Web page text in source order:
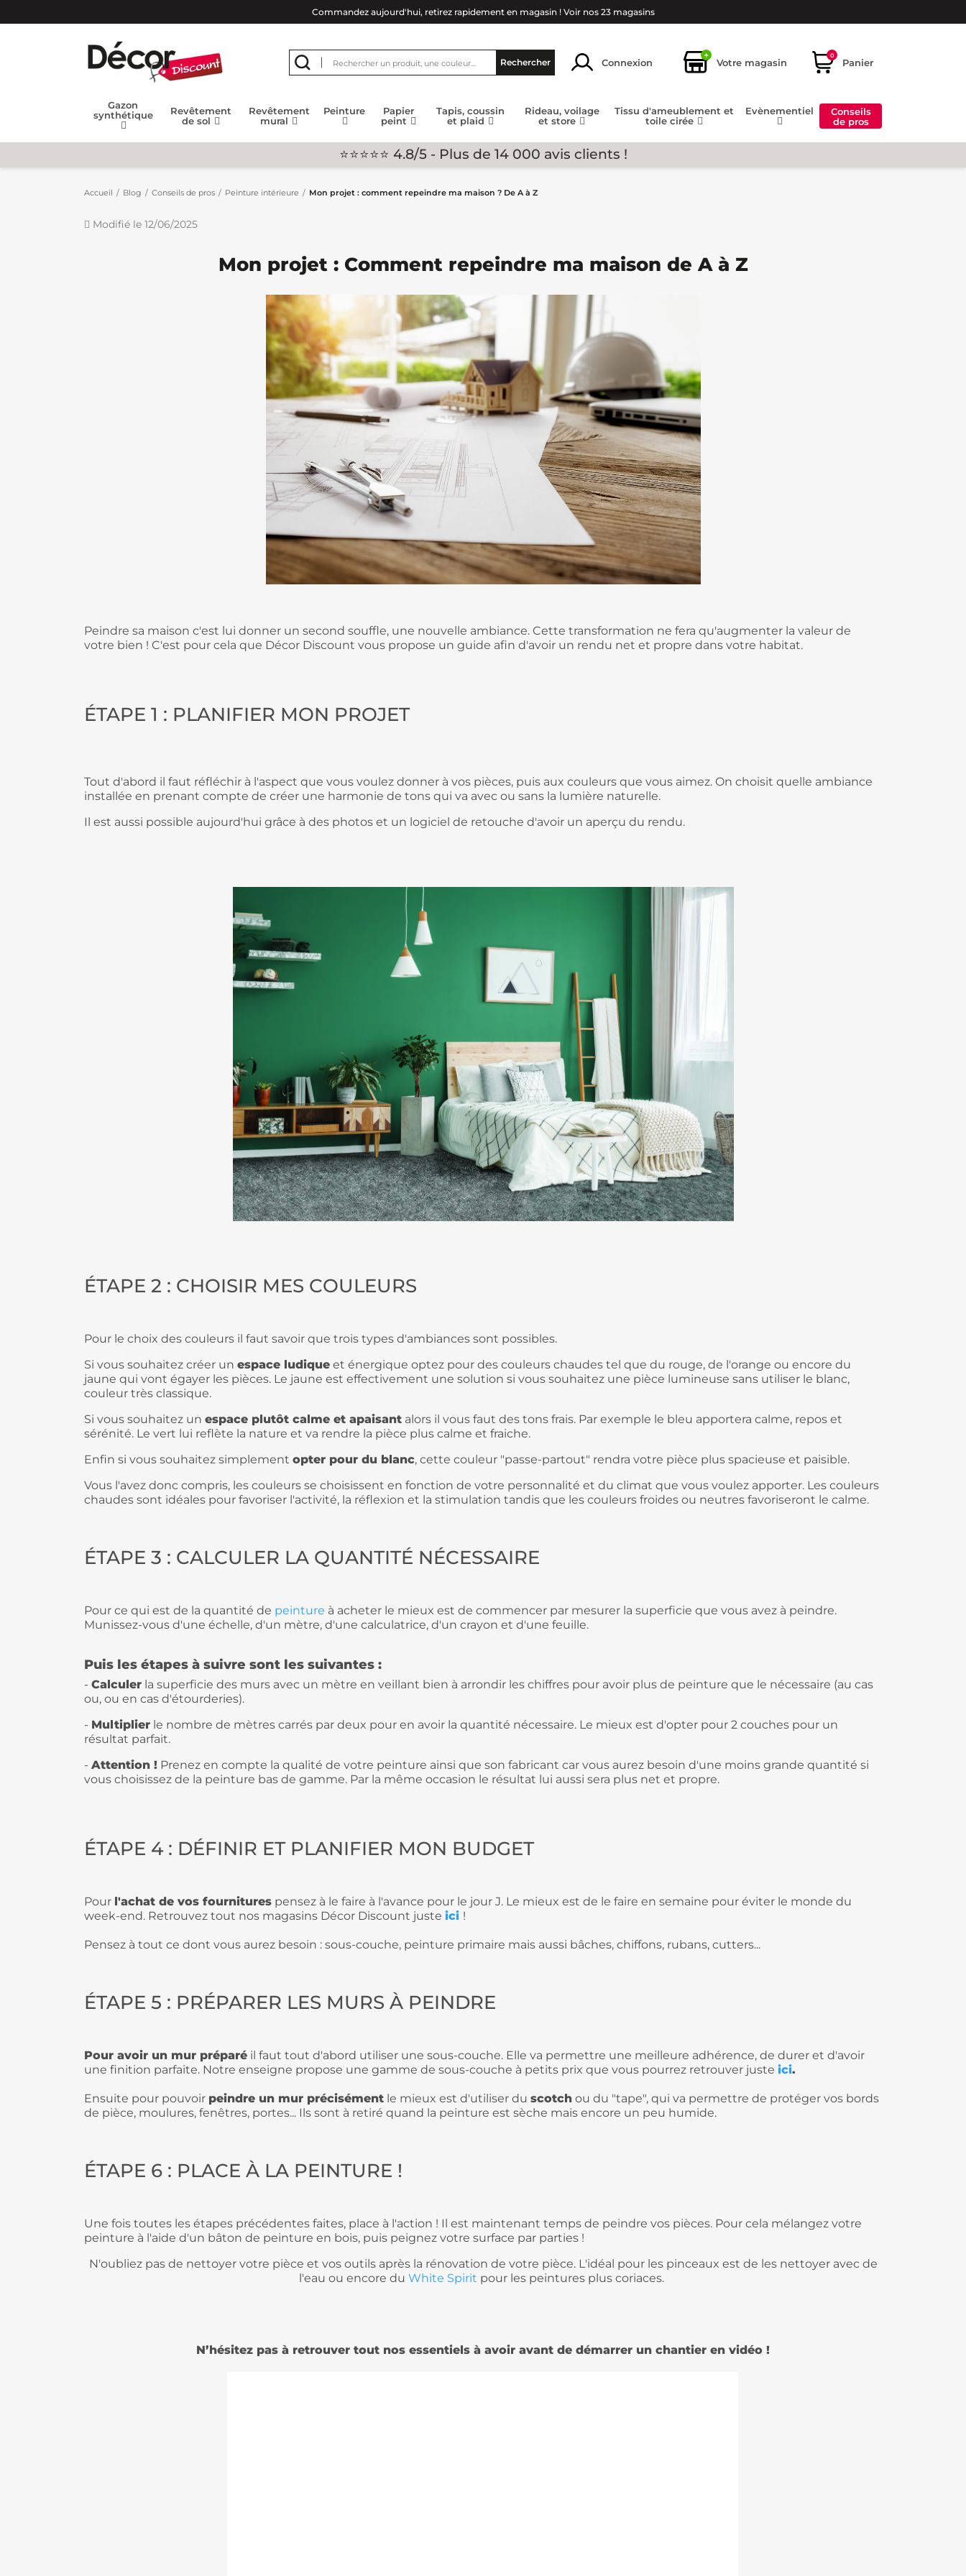
Commandez aujourd'hui, retirez rapidement en magasin ! Voir nos 23 magasins
Rechercher Connexion
+
Votre magasin
0
Panier
Gazon
synthétique
Revêtement
de sol
Revêtement
mural
Peinture
Papier
peint
Tapis, coussin
et plaid
Rideau, voilage
et store
Tissu d'ameublement et
toile cirée
Evènementiel
Conseils
de pros
⭐⭐⭐⭐⭐ 4.8/5 - Plus de 14 000 avis clients !
Accueil Blog Conseils de pros Peinture intérieure Mon projet : comment repeindre ma maison ? De A à Z
Modifié le 12/06/2025
Mon projet : Comment repeindre ma maison de A à Z
Peindre sa maison c'est lui donner un second souffle, une nouvelle ambiance. Cette transformation ne fera qu'augmenter la valeur de
votre bien ! C'est pour cela que Décor Discount vous propose un guide afin d'avoir un rendu net et propre dans votre habitat.
ÉTAPE 1 : PLANIFIER MON PROJET
Tout d'abord il faut réfléchir à l'aspect que vous voulez donner à vos pièces, puis aux couleurs que vous aimez. On choisit quelle ambiance
installée en prenant compte de créer une harmonie de tons qui va avec ou sans la lumière naturelle.
Il est aussi possible aujourd'hui grâce à des photos et un logiciel de retouche d'avoir un aperçu du rendu.
ÉTAPE 2 : CHOISIR MES COULEURS
Pour le choix des couleurs il faut savoir que trois types d'ambiances sont possibles.
Si vous souhaitez créer un espace ludique et énergique optez pour des couleurs chaudes tel que du rouge, de l'orange ou encore du
jaune qui vont égayer les pièces. Le jaune est effectivement une solution si vous souhaitez une pièce lumineuse sans utiliser le blanc,
couleur très classique.
Si vous souhaitez un espace plutôt calme et apaisant alors il vous faut des tons frais. Par exemple le bleu apportera calme, repos et
sérénité. Le vert lui reflète la nature et va rendre la pièce plus calme et fraiche.
Enfin si vous souhaitez simplement opter pour du blanc, cette couleur "passe-partout" rendra votre pièce plus spacieuse et paisible.
Vous l'avez donc compris, les couleurs se choisissent en fonction de votre personnalité et du climat que vous voulez apporter. Les couleurs
chaudes sont idéales pour favoriser l'activité, la réflexion et la stimulation tandis que les couleurs froides ou neutres favoriseront le calme.
ÉTAPE 3 : CALCULER LA QUANTITÉ NÉCESSAIRE
Pour ce qui est de la quantité de peinture à acheter le mieux est de commencer par mesurer la superficie que vous avez à peindre.
Munissez-vous d'une échelle, d'un mètre, d'une calculatrice, d'un crayon et d'une feuille.
Puis les étapes à suivre sont les suivantes :
- Calculer la superficie des murs avec un mètre en veillant bien à arrondir les chiffres pour avoir plus de peinture que le nécessaire (au cas
ou, ou en cas d'étourderies).
- Multiplier le nombre de mètres carrés par deux pour en avoir la quantité nécessaire. Le mieux est d'opter pour 2 couches pour un
résultat parfait.
- Attention ! Prenez en compte la qualité de votre peinture ainsi que son fabricant car vous aurez besoin d'une moins grande quantité si
vous choisissez de la peinture bas de gamme. Par la même occasion le résultat lui aussi sera plus net et propre.
ÉTAPE 4 : DÉFINIR ET PLANIFIER MON BUDGET
Pour l'achat de vos fournitures pensez à le faire à l'avance pour le jour J. Le mieux est de le faire en semaine pour éviter le monde du
week-end. Retrouvez tout nos magasins Décor Discount juste ici !
Pensez à tout ce dont vous aurez besoin : sous-couche, peinture primaire mais aussi bâches, chiffons, rubans, cutters...
ÉTAPE 5 : PRÉPARER LES MURS À PEINDRE
Pour avoir un mur préparé il faut tout d'abord utiliser une sous-couche. Elle va permettre une meilleure adhérence, de durer et d'avoir
une finition parfaite. Notre enseigne propose une gamme de sous-couche à petits prix que vous pourrez retrouver juste ici.
Ensuite pour pouvoir peindre un mur précisément le mieux est d'utiliser du scotch ou du "tape", qui va permettre de protéger vos bords
de pièce, moulures, fenêtres, portes... Ils sont à retiré quand la peinture est sèche mais encore un peu humide.
ÉTAPE 6 : PLACE À LA PEINTURE !
Une fois toutes les étapes précédentes faites, place à l'action ! Il est maintenant temps de peindre vos pièces. Pour cela mélangez votre
peinture à l'aide d'un bâton de peinture en bois, puis peignez votre surface par parties !
N'oubliez pas de nettoyer votre pièce et vos outils après la rénovation de votre pièce. L'idéal pour les pinceaux est de les nettoyer avec de
l'eau ou encore du White Spirit pour les peintures plus coriaces.
N’hésitez pas à retrouver tout nos essentiels à avoir avant de démarrer un chantier en vidéo !